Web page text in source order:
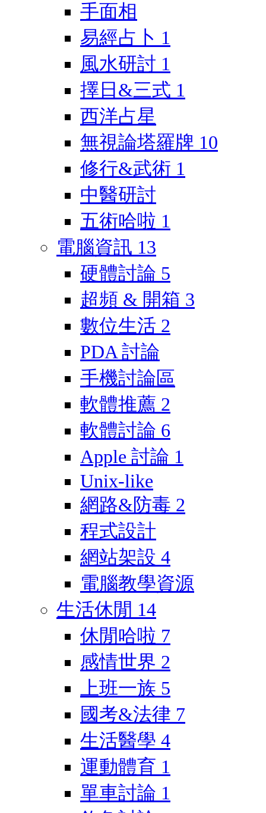
手面相
易經占卜 1
風水研討 1
擇日&三式 1
西洋占星
無視論塔羅牌 10
修行&武術 1
中醫研討
五術哈啦 1
電腦資訊 13
硬體討論 5
超頻 & 開箱 3
數位生活 2
PDA 討論
手機討論區
軟體推薦 2
軟體討論 6
Apple 討論 1
Unix-like
網路&防毒 2
程式設計
網站架設 4
電腦教學資源
生活休閒 14
休閒哈啦 7
感情世界 2
上班一族 5
國考&法律 7
生活醫學 4
運動體育 1
單車討論 1